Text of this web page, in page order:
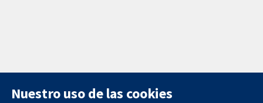
Nuestro uso de las cookies